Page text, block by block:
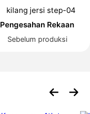
Pengesahan Rekaan
Sebelum produksi